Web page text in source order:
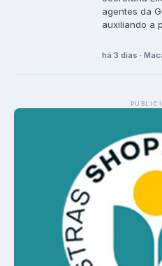
agentes da
auxiliando a
há 3 dias ·